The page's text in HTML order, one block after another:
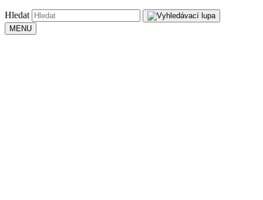
Hledat
MENU